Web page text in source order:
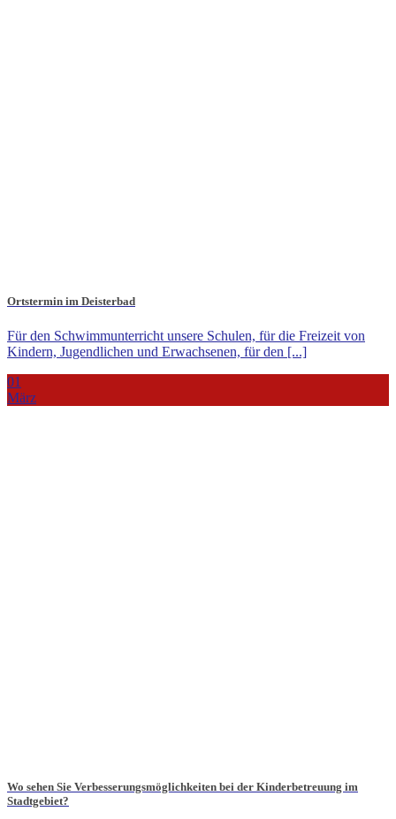
Ortstermin im Deisterbad
Für den Schwimmunterricht unsere Schulen, für die Freizeit von
Kindern, Jugendlichen und Erwachsenen, für den [...]
01
März
Wo sehen Sie Verbesserungsmöglichkeiten bei der Kinderbetreuung im
Stadtgebiet?